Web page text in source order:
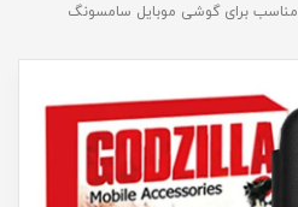
کیف کلاسوری گودزیلا مدل KFG مناسب برای گوشی موبایل سامسونگ